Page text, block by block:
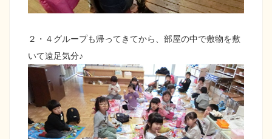
２・４グループも帰ってきてから、部屋の中で敷物を敷
いて遠足気分♪